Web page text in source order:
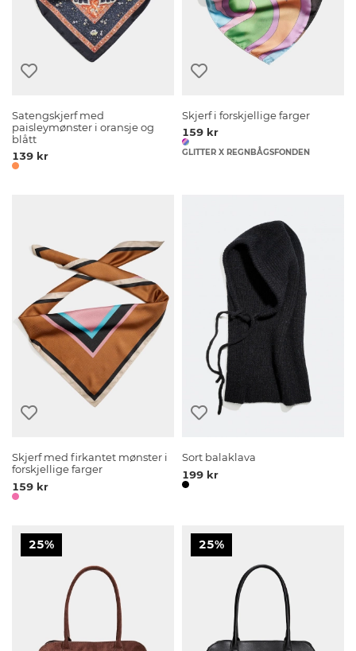
Satengskjerf med
paisleymønster i oransje og
blått
139 kr
Skjerf i forskjellige farger
159 kr
GLITTER X REGNBÅGSFONDEN
Skjerf med firkantet mønster i
forskjellige farger
159 kr
Sort balaklava
199 kr
25% 25%